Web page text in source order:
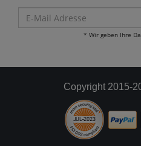
Mail
* Wir geben Ihre
Copyright 2015-